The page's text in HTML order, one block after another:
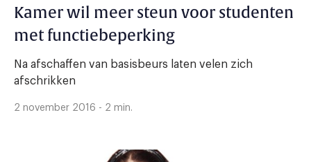
Kamer wil meer steun voor studenten
met functiebeperking
Na afschaffen van basisbeurs laten velen zich
afschrikken
2 november 2016 - 2 min.